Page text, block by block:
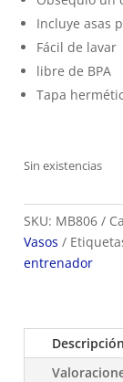
Incluye asas
Fácil de lavar
libre de BPA
Tapa
Sin existencias
SKU: MB806
Vasos
entrenador
Descripción